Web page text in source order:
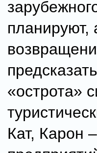
планируют,
«острота»
Кат, Карон